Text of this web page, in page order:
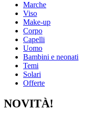
Marche
Viso
Make-up
Corpo
Capelli
Uomo
Bambini e neonati
Temi
Solari
Offerte
NOVITÀ!